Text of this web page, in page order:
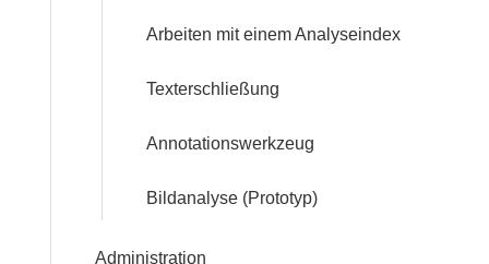
Arbeiten mit einem Analyseindex
Texterschließung
Annotationswerkzeug
Bildanalyse (Prototyp)
Administration